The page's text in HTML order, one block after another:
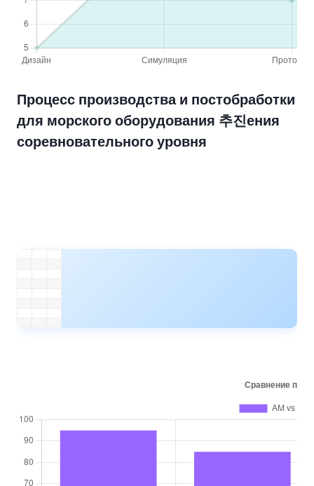
Процесс производства и постобработки
для морского оборудования 추진ения
соревновательного уровня